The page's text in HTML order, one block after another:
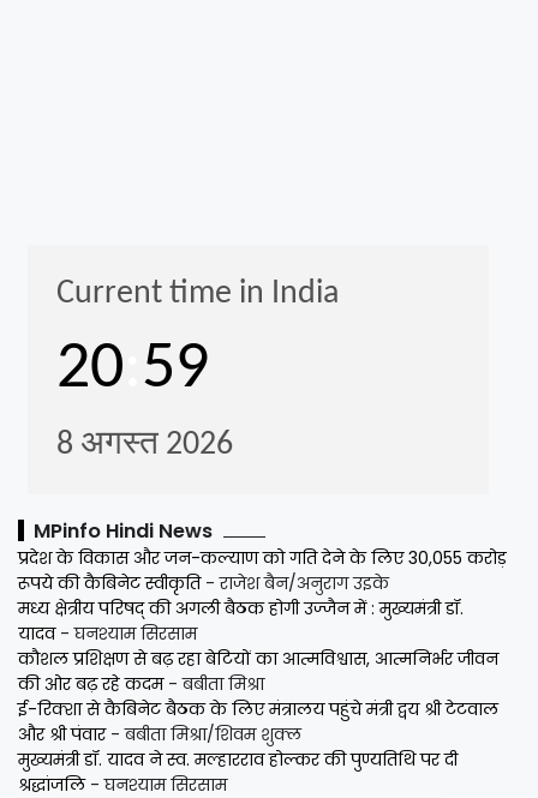
MPinfo Hindi News
प्रदेश के विकास और जन-कल्याण को गति देने के लिए 30,055 करोड़
रूपये की कैबिनेट स्वीकृति- राजेश बैन/अनुराग उइके
मध्य क्षेत्रीय परिषद् की अगली बैठक होगी उज्जैन में : मुख्यमंत्री डॉ.
यादव- घनश्याम सिरसाम
कौशल प्रशिक्षण से बढ़ रहा बेटियों का आत्मविश्वास, आत्मनिर्भर जीवन
की ओर बढ़ रहे कदम- बबीता मिश्रा
ई-रिक्शा से कैबिनेट बैठक के लिए मंत्रालय पहुंचे मंत्री द्वय श्री टेटवाल
और श्री पंवार- बबीता मिश्रा/शिवम शुक्ल
मुख्यमंत्री डॉ. यादव ने स्व. मल्हारराव होल्कर की पुण्यतिथि पर दी
श्रद्धांजलि- घनश्याम सिरसाम